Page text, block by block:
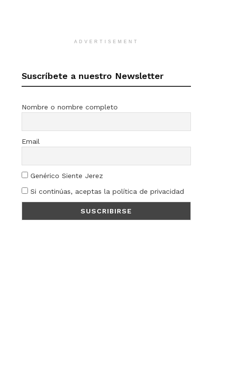
ADVERTISEMENT
Suscríbete a nuestro Newsletter
Nombre o nombre completo
Email
Genérico Siente Jerez
Si continúas, aceptas la política de privacidad